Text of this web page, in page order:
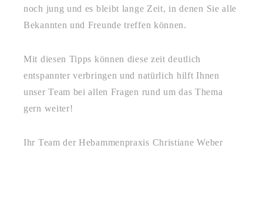
noch jung und es bleibt lange Zeit, in denen Sie alle
Bekannten und Freunde treffen können.
Mit diesen Tipps können diese zeit deutlich
entspannter verbringen und natürlich hilft Ihnen
unser Team bei allen Fragen rund um das Thema
gern weiter!
Ihr Team der Hebammenpraxis Christiane Weber